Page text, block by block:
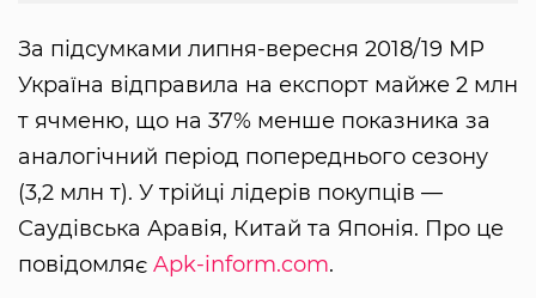
За підсумками липня-вересня 2018/19 МР
Україна відправила на експорт майже 2 млн
т ячменю, що на 37% менше показника за
аналогічний період попереднього сезону
(3,2 млн т). У трійці лідерів покупців —
Саудівська Аравія, Китай та Японія. Про це
повідомляє Apk-inform.com.